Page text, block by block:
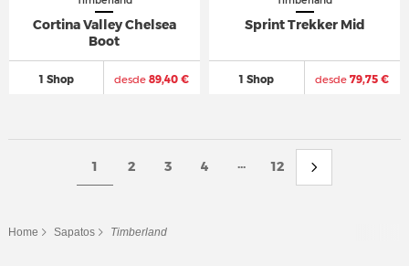
Cortina Valley Chelsea
Boot
1 Shop desde 89,40 €
Sprint Trekker Mid
1 Shop desde 79,75 €
1 2 3 4 ... 12
Home Sapatos Timberland